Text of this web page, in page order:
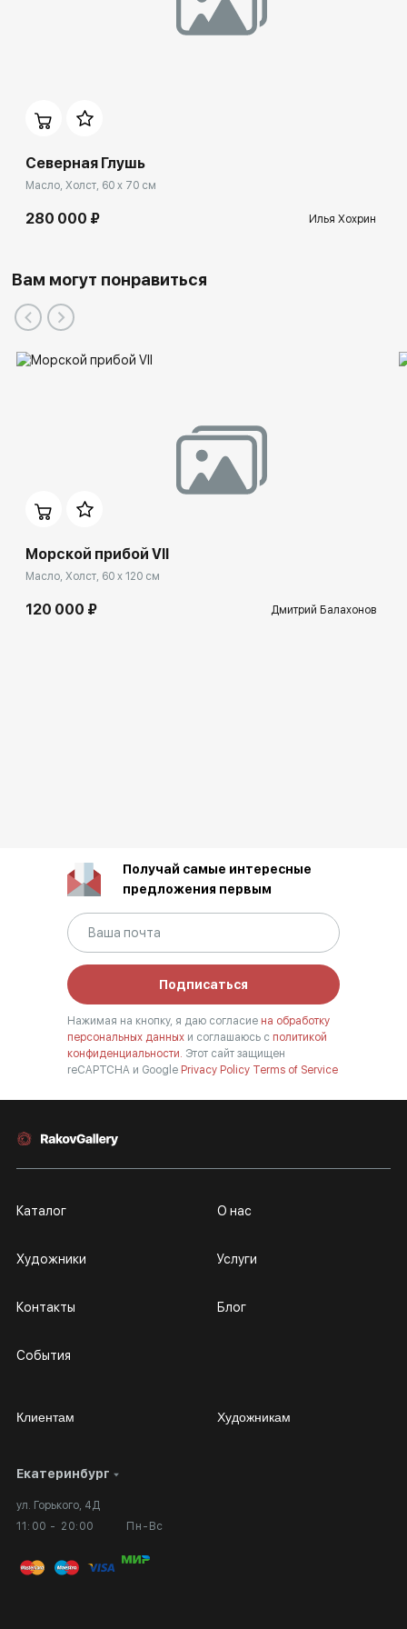
Северная Глушь
Масло, Холст, 60 x 70 см
280 000 ₽ Илья Хохрин
Вам могут понравиться
Морской прибой VII
Масло, Холст, 60 x 120 см
120 000 ₽ Дмитрий Балахонов
Получай самые интересные
предложения первым
Подписаться
Нажимая на кнопку, я даю согласие на обработку
персональных данных и соглашаюсь с политикой
конфиденциальности. Этот сайт защищен
reCAPTCHA и Google Privacy Policy Terms of Service
Екатеринбург
ул. Горького, 4Д
11:00 - 20:00
Пн-Вс
Каталог
Художники
Контакты
События
О нас
Услуги
Блог
Клиентам
Личный кабинет
Вопросы и ответы
Публичная оферта
Художникам
Сотрудничество
Выставка в галерее